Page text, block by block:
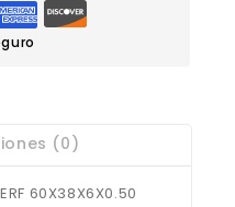
(0)
60X38X6X0.50